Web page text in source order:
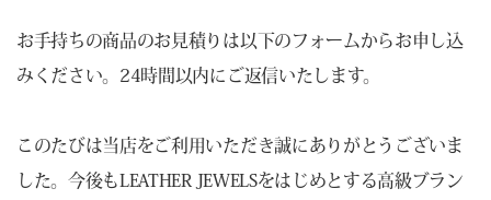
お手持ちの商品のお見積りは以下のフォームからお申し込
みください。24時間以内にご返信いたします。
このたびは当店をご利用いただき誠にありがとうございま
した。今後もLEATHER JEWELSをはじめとする高級ブラン